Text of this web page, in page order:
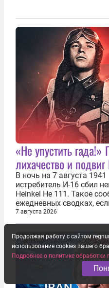
«Не упустить гада!»
лихачество и
В ночь на 7 августа
истребитель И-16 сбил
Heinkel He 111. Такое
ежедневных сводках,
обстоятельство. Это
истории отечественной
7 августа 2026
Продолжая работу с сайтом
использование cookies вашего
Подробнее о политике